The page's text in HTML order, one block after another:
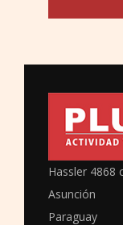
Hassler 4868
Asunción
Paraguay